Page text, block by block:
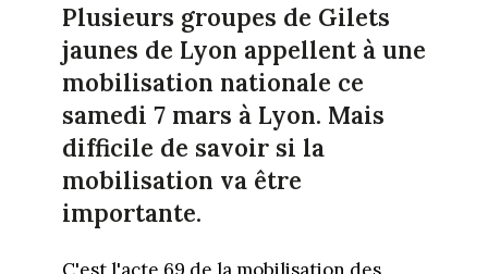
Plusieurs groupes de Gilets
jaunes de Lyon appellent à une
mobilisation nationale ce
samedi 7 mars à Lyon. Mais
difficile de savoir si la
mobilisation va être
importante.